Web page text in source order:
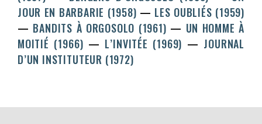
JOUR EN BARBARIE (1958)
LES OUBLIÉS (1959)
BANDITS À ORGOSOLO (1961)
UN HOMME À
MOITIÉ (1966)
L’INVITÉE (1969)
JOURNAL
D’UN INSTITUTEUR (1972)